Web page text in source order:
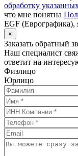
обработку
что мне понятна
EGF
×
Заказать обратный
Наш специалист
ответит на
Физлицо
Юрлицо